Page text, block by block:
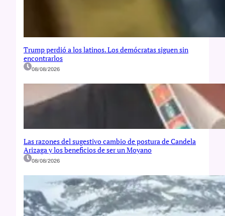
Trump perdió a los latinos. Los demócratas siguen sin
encontrarlos
08/08/2026
Las razones del sugestivo cambio de postura de Candela
Arizaga y los beneficios de ser un Moyano
08/08/2026